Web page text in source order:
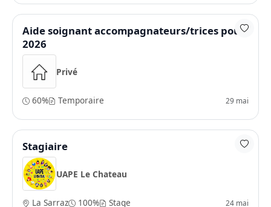
Aide soignant accompagnateurs/trices pour
2026
Privé
60% Temporaire 29 mai
Stagiaire
UAPE Le Chateau
La Sarraz 100% Stage 24 mai